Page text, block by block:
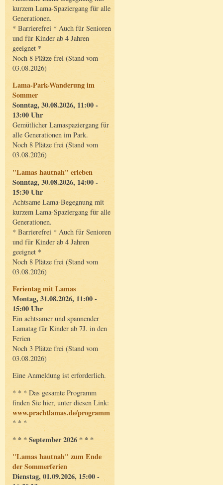
kurzem Lama-Spaziergang für alle
Generationen.
* Barrierefrei * Auch für Senioren
und für Kinder ab 4 Jahren
geeignet *
Noch 8 Plätze frei (Stand vom
03.08.2026)
Lama-Park-Wanderung im
Sommer
Sonntag, 30.08.2026, 11:00 -
13:00 Uhr
Gemütlicher Lamaspaziergang für
alle Generationen im Park.
Noch 8 Plätze frei (Stand vom
03.08.2026)
"Lamas hautnah" erleben
Sonntag, 30.08.2026, 14:00 -
15:30 Uhr
Achtsame Lama-Begegnung mit
kurzem Lama-Spaziergang für alle
Generationen.
* Barrierefrei * Auch für Senioren
und für Kinder ab 4 Jahren
geeignet *
Noch 8 Plätze frei (Stand vom
03.08.2026)
Ferientag mit Lamas
Montag, 31.08.2026, 11:00 -
15:00 Uhr
Ein achtsamer und spannender
Lamatag für Kinder ab 7J. in den
Ferien
Noch 3 Plätze frei (Stand vom
03.08.2026)
Eine Anmeldung ist erforderlich.
* * * Das gesamte Programm
finden Sie hier, unter diesen Link:
www.prachtlamas.de/programm
* * *
* * * September 2026 * * *
"Lamas hautnah" zum Ende
der Sommerferien
Dienstag, 01.09.2026, 15:00 -